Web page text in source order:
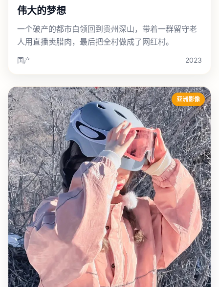
伟大的梦想
一个破产的都市白领回到贵州深山，带着一群留守老
人用直播卖腊肉，最后把全村做成了网红村。
国产 2023
亚洲影像